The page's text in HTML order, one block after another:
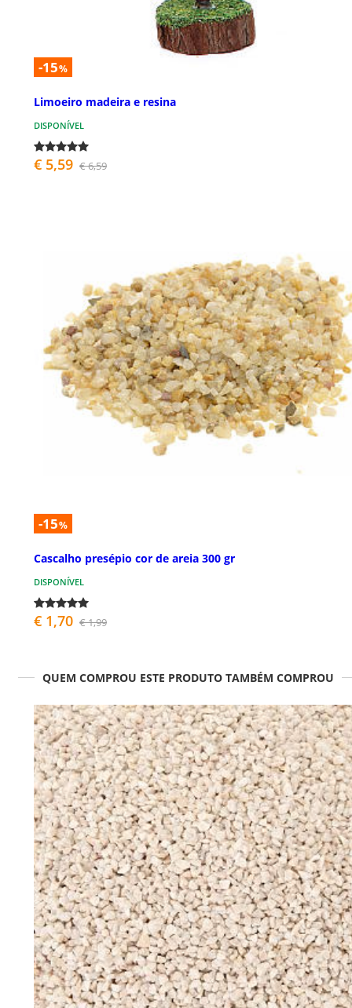
-15%
Limoeiro madeira e resina
DISPONÍVEL
€ 5,59 € 6,59
-15%
Cascalho presépio cor de areia 300 gr
DISPONÍVEL
€ 1,70 € 1,99
QUEM COMPROU ESTE PRODUTO TAMBÉM COMPROU